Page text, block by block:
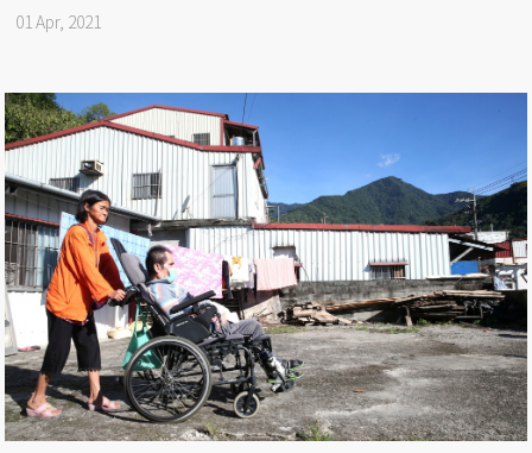
01 Apr, 2021